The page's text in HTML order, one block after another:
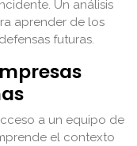
Un análisis
aprender de los
futuras.
a un equipo de
el contexto